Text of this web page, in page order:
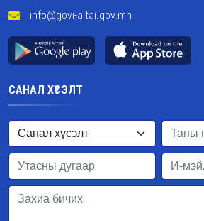
info@govi-altai.gov.mn
САНАЛ ХҮСЭЛТ